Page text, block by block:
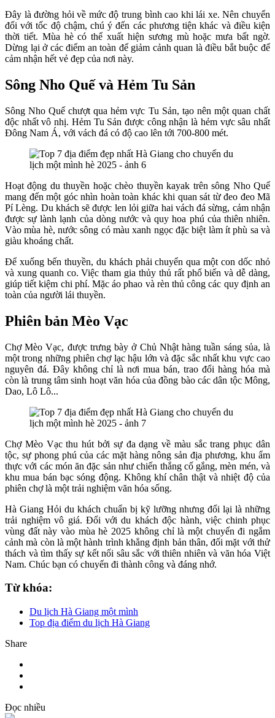
Đây là đường hỏi về mức độ trung bình cao khi lái xe. Nên chuyển
đổi với tốc độ chậm, chú ý đến các phương tiện khác và điều kiện
thời tiết. Mùa hè có thể xuất hiện sương mù hoặc mưa bất ngờ.
Dừng lại ở các điểm an toàn để giảm cảnh quan là điều bắt buộc để
cảm nhận hết vẻ đẹp của nơi này.
Sông Nho Quế và Hẻm Tu Sản
Sông Nho Quế chượt qua hẻm vực Tu Sản, tạo nên một quan chất
độc nhất vô nhị. Hẻm Tu Sản được công nhận là hẻm vực sâu nhất
Đông Nam Á, với vách đá có độ cao lên tới 700-800 mét.
Hoạt động du thuyền hoặc chèo thuyền kayak trên sông Nho Quế
mang đến một góc nhìn hoàn toàn khác khi quan sát từ đeo đeo Mã
Pí Lèng. Du khách sẽ được len lỏi giữa hai vách đá sừng, cảm nhận
được sự lành lạnh của dòng nước và quy hoa phú của thiên nhiên.
Vào mùa hè, nước sông có màu xanh ngọc đặc biệt làm ít phù sa và
giàu khoáng chất.
Để xuống bến thuyền, du khách phải chuyển qua một con dốc nhỏ
và xung quanh co. Việc tham gia thủy thủ rất phổ biến và dễ dàng,
giúp tiết kiệm chi phí. Mặc áo phao và rèn thủ công các quy định an
toàn của người lái thuyền.
Phiên bản Mèo Vạc
Chợ Mèo Vạc, được trưng bày ở Chủ Nhật hàng tuần sáng sủa, là
một trong những phiên chợ lạc hậu lớn và đặc sắc nhất khu vực cao
nguyên đá. Đây không chỉ là nơi mua bán, trao đổi hàng hóa mà
còn là trung tâm sinh hoạt văn hóa của đồng bào các dân tộc Mông,
Dao, Lô Lô...
Chợ Mèo Vạc thu hút bởi sự đa dạng về màu sắc trang phục dân
tộc, sự phong phú của các mặt hàng nông sản địa phương, khu ẩm
thực với các món ăn đặc sản như chiến thắng cố gắng, mèn mén, và
khu mua bán bạc sóng động. Không khí chân thật và nhiệt độ của
phiên chợ là một trải nghiệm văn hóa sống.
Hà Giang Hỏi du khách chuẩn bị kỹ lưỡng nhưng đổi lại là những
trải nghiệm vô giá. Đối với du khách độc hành, việc chinh phục
vùng đất này vào mùa hè 2025 không chỉ là một chuyến đi ngắm
cảnh mà còn là một hành trình khẳng định bản thân, đối mặt với thử
thách và tìm thấy sự kết nối sâu sắc với thiên nhiên và văn hóa Việt
Nam. Chúc bạn có chuyến đi thành công và đáng nhớ.
Từ khóa:
Du lịch Hà Giang một mình
Top địa điểm du lịch Hà Giang
Share
Đọc nhiều